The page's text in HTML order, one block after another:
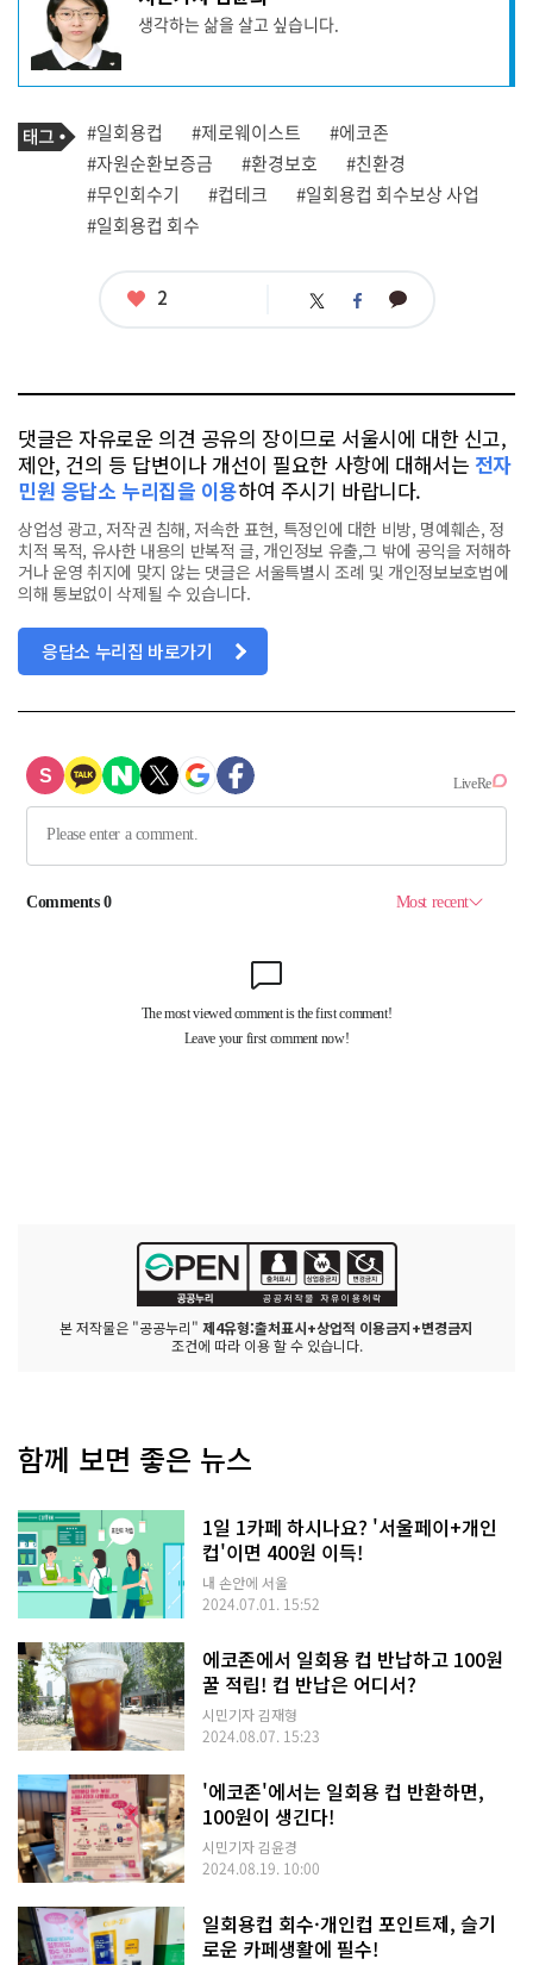
사
작
성
자
프
필
생각하는 삶을 살고 싶습니다.
기
사
관
련
태
그
태
그
#일회용컵 #제로웨이스트
#에코존
#자원순환보증금
#환경보호
#친환경
#무인회수기
#컵테크
#일회용컵 회수보상 사업
#일회용컵 회수
좋
2 트 페 카
댓글은 자유로운 의견 공유의 장이므로 서울시에 대한 신고,
제안, 건의 등 답변이나 개선이 필요한 사항에 대해서는 전자
민원 응답소 누리집을 이용하여 주시기 바랍니다.
상업성 광고, 저작권 침해, 저속한 표현, 특정인에 대한 비방, 명예훼손, 정
치적 목적, 유사한 내용의 반복적 글, 개인정보 유출,그 밖에 공익을 저해하
거나 운영 취지에 맞지 않는 댓글은 서울특별시 조례 및 개인정보보호법에
의해 통보없이 삭제될 수 있습니다.
응답소 누리집 바로가기
본 저작물은 "공공누리" 제4유형:출처표시+상업적 이용금지+변경금지
조건에 따라 이용 할 수 있습니다.
함께 보면 좋은 뉴스
1일 1카페 하시나요? '서울페이+개인
컵'이면 400원 이득!
내 손안에 서울
2024.07.01. 15:52
에코존에서 일회용 컵 반납하고 100원
꿀 적립! 컵 반납은 어디서?
시민기자 김재형
2024.08.07. 15:23
'에코존'에서는 일회용 컵 반환하면,
100원이 생긴다!
시민기자 김윤경
2024.08.19. 10:00
일회용컵 회수·개인컵 포인트제, 슬기
로운 카페생활에 필수!